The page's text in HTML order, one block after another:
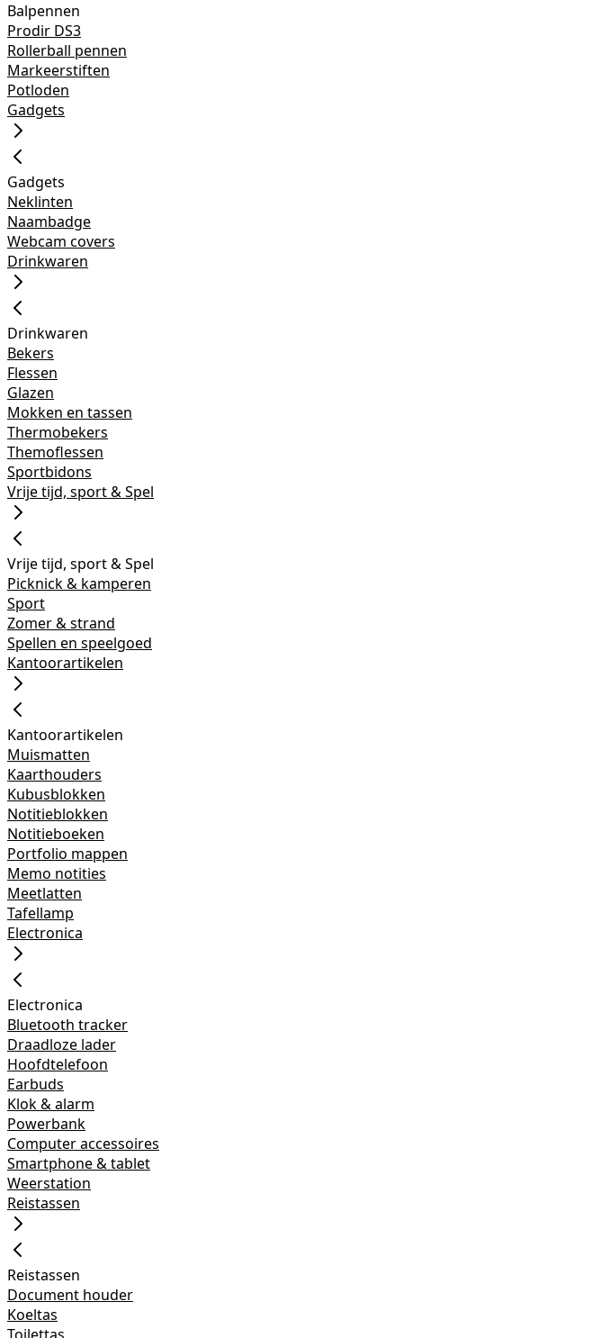
Balpennen
Prodir DS3
Rollerball pennen
Markeerstiften
Potloden
Gadgets
Gadgets
Neklinten
Naambadge
Webcam covers
Drinkwaren
Drinkwaren
Bekers
Flessen
Glazen
Mokken en tassen
Thermobekers
Themoflessen
Sportbidons
Vrije tijd, sport & Spel
Vrije tijd, sport & Spel
Picknick & kamperen
Sport
Zomer & strand
Spellen en speelgoed
Kantoorartikelen
Kantoorartikelen
Muismatten
Kaarthouders
Kubusblokken
Notitieblokken
Notitieboeken
Portfolio mappen
Memo notities
Meetlatten
Tafellamp
Electronica
Electronica
Bluetooth tracker
Draadloze lader
Hoofdtelefoon
Earbuds
Klok & alarm
Powerbank
Computer accessoires
Smartphone & tablet
Weerstation
Reistassen
Reistassen
Document houder
Koeltas